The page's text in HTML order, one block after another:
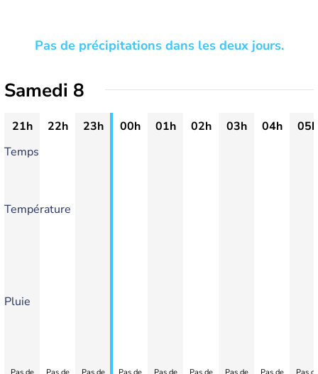
Pas de précipitations dans les deux jours.
Samedi 8
21h 22h 23h 00h 01h 02h 03h 04h
05h
Temps
Température
Pluie